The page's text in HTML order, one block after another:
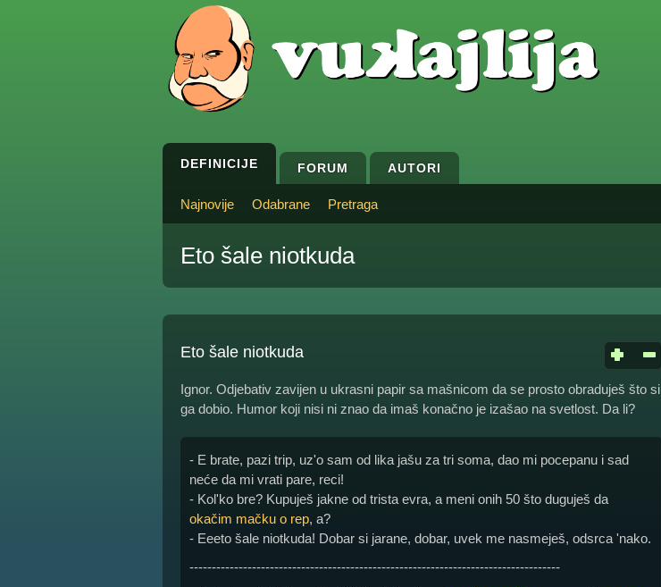
DEFINICIJE FORUM AUTORI
Najnovije Odabrane Pretraga
Eto šale niotkuda
Eto šale niotkuda
Ignor. Odjebativ zavijen u ukrasni papir sa mašnicom da se prosto obraduješ što si
ga dobio. Humor koji nisi ni znao da imaš konačno je izašao na svetlost. Da li?
- E brate, pazi trip, uz'o sam od lika jašu za tri soma, dao mi pocepanu i sad
neće da mi vrati pare, reci!
- Kol'ko bre? Kupuješ jakne od trista evra, a meni onih 50 što duguješ da
okačim mačku o rep, a?
- Eeeto šale niotkuda! Dobar si jarane, dobar, uvek me nasmeješ, odsrca 'nako.
-----------------------------------------------------------------------------------